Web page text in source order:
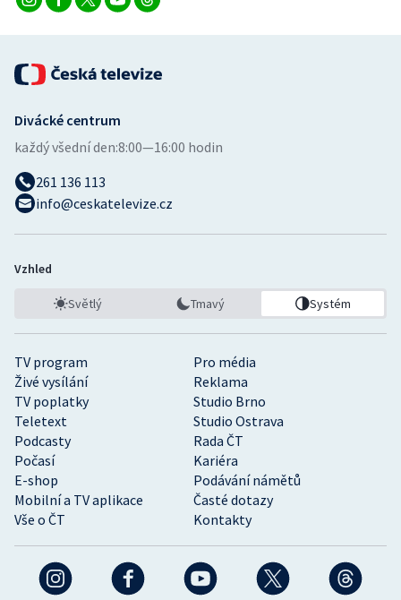
TV program
Pro média
Živé vysílání
Reklama
TV poplatky
Studio Brno
Teletext
Studio Ostrava
Podcasty
Rada ČT
Počasí
Kariéra
E-shop
Podávání námětů
Mobilní a TV aplikace
Časté dotazy
Vše o ČT
Kontakty
Divácké centrum
každý všední den:8:00—16:00 hodin
261 136 113
info@ceskatelevize.cz
Vzhled
Světlý Tmavý Systém